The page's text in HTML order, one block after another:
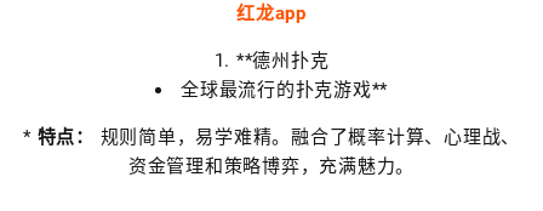
红龙app
1. **德州扑克
全球最流行的扑克游戏**
* 特点：
规则简单，易学难精。融合了概率计算、心理战、
资金管理和策略博弈，充满魅力。